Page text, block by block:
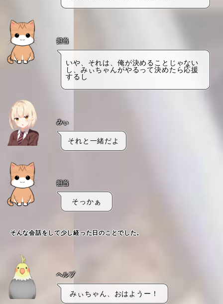
担当
いや、それは、俺が決めることじゃない
し、みぃちゃんがやるって決めたら応援
するし
みぃ
それと一緒だよ
担当
そっかぁ
そんな会話をして少し経った日のことでした。
ヘルプ
みぃちゃん、おはようー！